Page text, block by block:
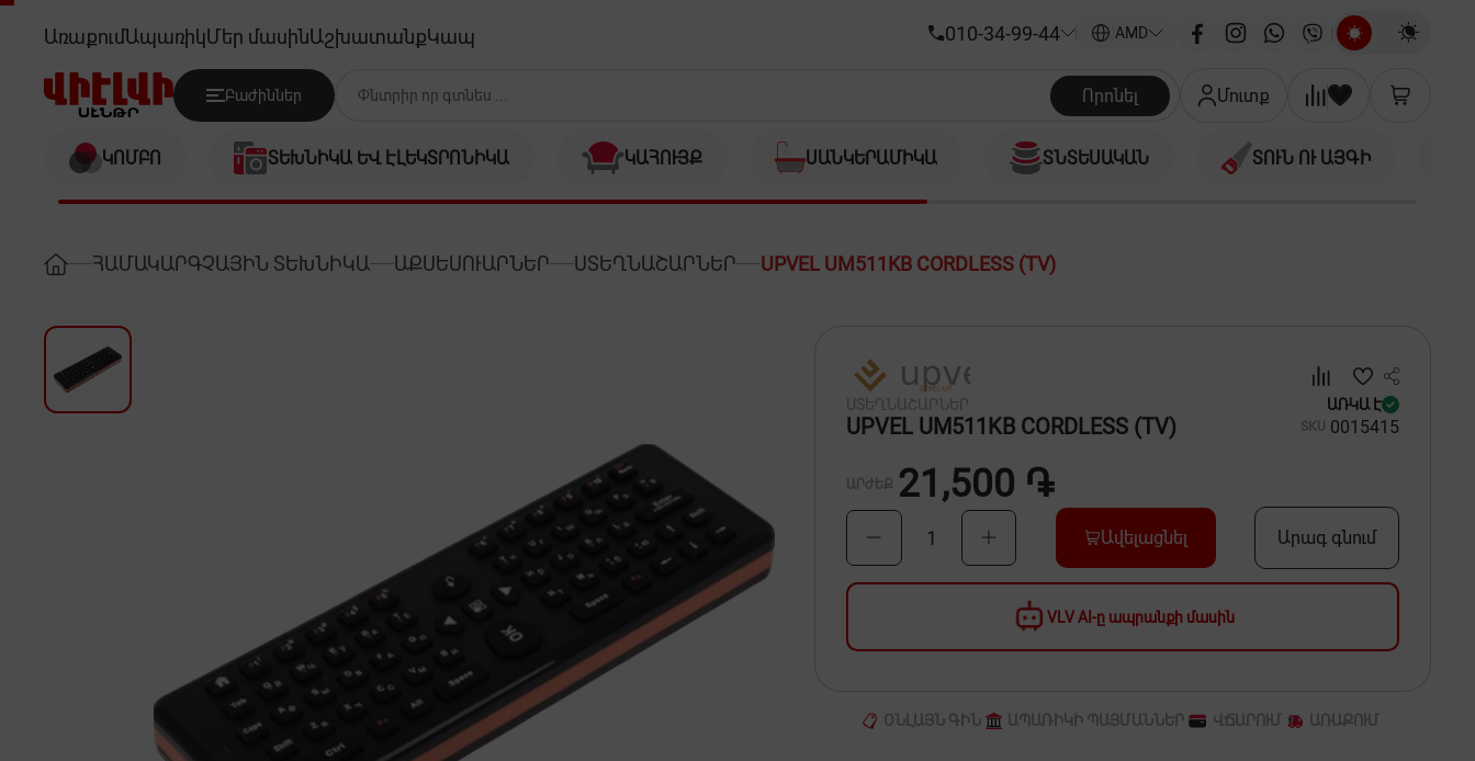
UPVEL UM511KB CORDLESS (TV)
ԱռաքումԱպառիկՄեր մասինԱշխատանքԿապ 010-34-99-44 AMD
Բաժիններ Որոնել Մուտք
ԿՈՄԲՈ ՏԵԽՆԻԿԱ ԵՎ ԷԼԵԿՏՐՈՆԻԿԱ ԿԱՀՈՒՅՔ ՍԱՆԿԵՐԱՄԻԿԱ ՏՆՏԵՍԱԿԱՆ ՏՈՒՆ ՈՒ ԱՅԳԻ
ՀԱՄԱԿԱՐԳՉԱՅԻՆ ՏԵԽՆԻԿԱ ԱՔՍԵՍՈՒԱՐՆԵՐ ՍՏԵՂՆԱՇԱՐՆԵՐ UPVEL UM511KB CORDLESS (TV)
VLV AI-ը ապրանքի մասին
ՍՏԵՂՆԱՇԱՐՆԵՐ ԱՌԿԱ Է
UPVEL UM511KB CORDLESS (TV) SKU 0015415
ԱՐԺԵՔ 21,500 ֏
1 Ավելացնել Արագ գնում
ՕՆԼԱՅՆ ԳԻՆ ԱՊԱՌԻԿԻ ՊԱՅՄԱՆՆԵՐ ՎՃԱՐՈՒՄ ԱՌԱՔՈՒՄ